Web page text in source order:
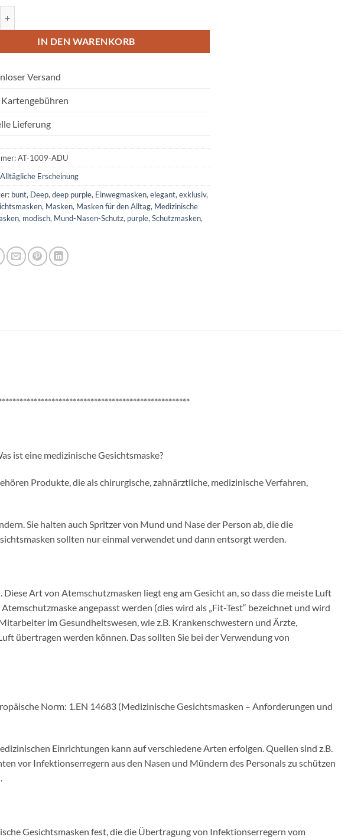
IN DEN WARENKORB
Versand
Kartengebühren
Lieferung
AT-1009-ADU
Alltägliche Erscheinung
bunt, Deep, deep purple, Einwegmasken, elegant, exklusiv,
, Masken, Masken für den Alltag, Medizinische
, modisch, Mund-Nasen-Schutz, purple, Schutzmasken,
ist eine medizinische Gesichtsmaske?
Produkte, die als chirurgische, zahnärztliche, medizinische Verfahren,
Sie halten auch Spritzer von Mund und Nase der Person ab, die die
sollten nur einmal verwendet und dann entsorgt werden.
Art von Atemschutzmasken liegt eng am Gesicht an, so dass die meiste Luft
angepasst werden (dies wird als „Fit-Test“ bezeichnet und wird
im Gesundheitswesen, wie z.B. Krankenschwestern und Ärzte,
übertragen werden können. Das sollten Sie bei der Verwendung von
Norm: 1.EN 14683 (Medizinische Gesichtsmasken – Anforderungen und
Einrichtungen kann auf verschiedene Arten erfolgen. Quellen sind z.B.
vor Infektionserregern aus den Nasen und Mündern des Personals zu schützen
Gesichtsmasken fest, die die Übertragung von Infektionserregern vom